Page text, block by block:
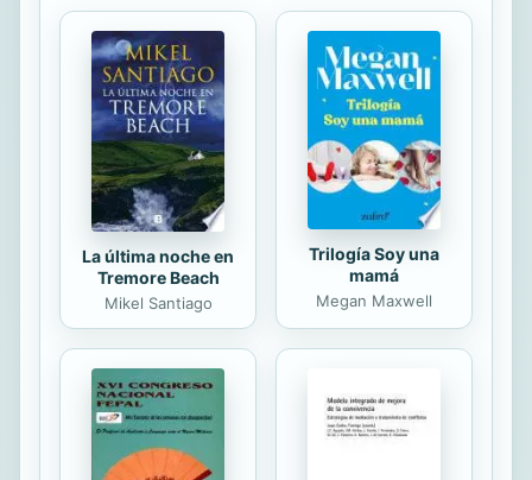
conseguir un mejor rendimiento en
las actividades deportivas o
recreativas, sentirse y verse más
fuerte, aumentar la fuerza, el
volumen y el metabolismo de sus
músculos, tener suficiente energía
para aguantar todo el día, quemar
más grasa y calorías,...
La última noche en
Tremore Beach
Mikel Santiago
Trilogía Soy una
mamá
Megan Maxwell